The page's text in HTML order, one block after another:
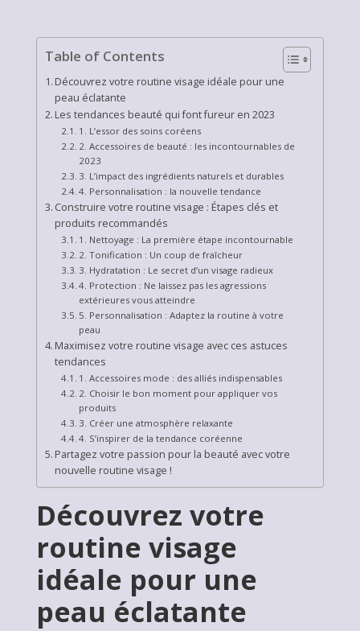
Table of Contents
Découvrez votre routine visage idéale pour une
peau éclatante
Les tendances beauté qui font fureur en 2023
1. L’essor des soins coréens
2. Accessoires de beauté : les incontournables de
2023
3. L’impact des ingrédients naturels et durables
4. Personnalisation : la nouvelle tendance
Construire votre routine visage : Étapes clés et
produits recommandés
1. Nettoyage : La première étape incontournable
2. Tonification : Un coup de fraîcheur
3. Hydratation : Le secret d’un visage radieux
4. Protection : Ne laissez pas les agressions
extérieures vous atteindre
5. Personnalisation : Adaptez la routine à votre
peau
Maximisez votre routine visage avec ces astuces
tendances
1. Accessoires mode : des alliés indispensables
2. Choisir le bon moment pour appliquer vos
produits
3. Créer une atmosphère relaxante
4. S’inspirer de la tendance coréenne
Partagez votre passion pour la beauté avec votre
nouvelle routine visage !
Découvrez votre
routine visage
idéale pour une
peau éclatante